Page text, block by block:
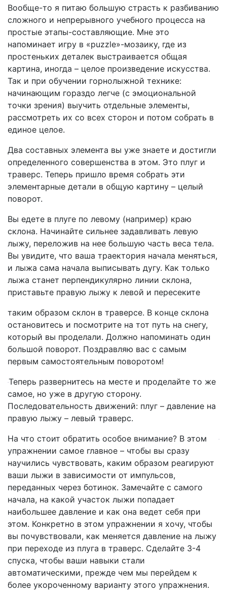
Вообще-то я питаю большую страсть к разбиванию
сложного и непрерывного учебного процесса на
простые этапы-составляющие. Мне это
напоминает игру в «puzzle»-мозаику, где из
простеньких деталек выстраивается общая
картина, иногда – целое произведение искусства.
Так и при обучении горнолыжной технике:
начинающим гораздо легче (с эмоциональной
точки зрения) выучить отдельные элементы,
рассмотреть их со всех сторон и потом собрать в
единое целое.
Два составных элемента вы уже знаете и достигли
определенного совершенства в этом. Это плуг и
траверс. Теперь пришло время собрать эти
элементарные детали в общую картину – целый
поворот.
Вы едете в плуге по левому (например) краю
склона. Начинайте сильнее задавливать левую
лыжу, переложив на нее большую часть веса тела.
Вы увидите, что ваша траектория начала меняться,
и лыжа сама начала выписывать дугу. Как только
лыжа станет перпендикулярно линии склона,
приставьте правую лыжу к левой и пересеките
таким образом склон в траверсе. В конце склона
остановитесь и посмотрите на тот путь на снегу,
который вы проделали. Должно напоминать один
большой поворот. Поздравляю вас с самым
первым самостоятельным поворотом!
Теперь развернитесь на месте и проделайте то же
самое, но уже в другую сторону.
Последовательность движений: плуг – давление на
правую лыжу – левый траверс.
На что стоит обратить особое внимание? В этом
упражнении самое главное – чтобы вы сразу
научились чувствовать, каким образом реагируют
ваши лыжи в зависимости от импульсов,
переданных через ботинок. Замечайте с самого
начала, на какой участок лыжи попадает
наибольшее давление и как она ведет себя при
этом. Конкретно в этом упражнении я хочу, чтобы
вы почувствовали, как меняется давление на лыжу
при переходе из плуга в траверс. Сделайте 3-4
спуска, чтобы ваши навыки стали
автоматическими, прежде чем мы перейдем к
более укороченному варианту этого упражнения.